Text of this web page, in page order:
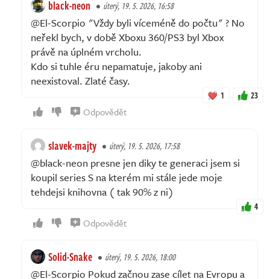
black-neon úterý, 19. 5. 2026, 16:58
@El-Scorpio "Vždy byli víceméně do počtu" ? No
neřekl bych, v době Xboxu 360/PS3 byl Xbox
právě na úplném vrcholu.
Kdo si tuhle éru nepamatuje, jakoby ani
neexistoval. Zlaté časy.
1 23
Odpovědět
slavek-majty úterý, 19. 5. 2026, 17:58
@black-neon presne jen diky te generaci jsem si
koupil series S na kterém mi stále jede moje
tehdejsi knihovna ( tak 90% z ni)
4
Odpovědět
Solid-Snake úterý, 19. 5. 2026, 18:00
@El-Scorpio Pokud začnou zase cílet na Evropu a